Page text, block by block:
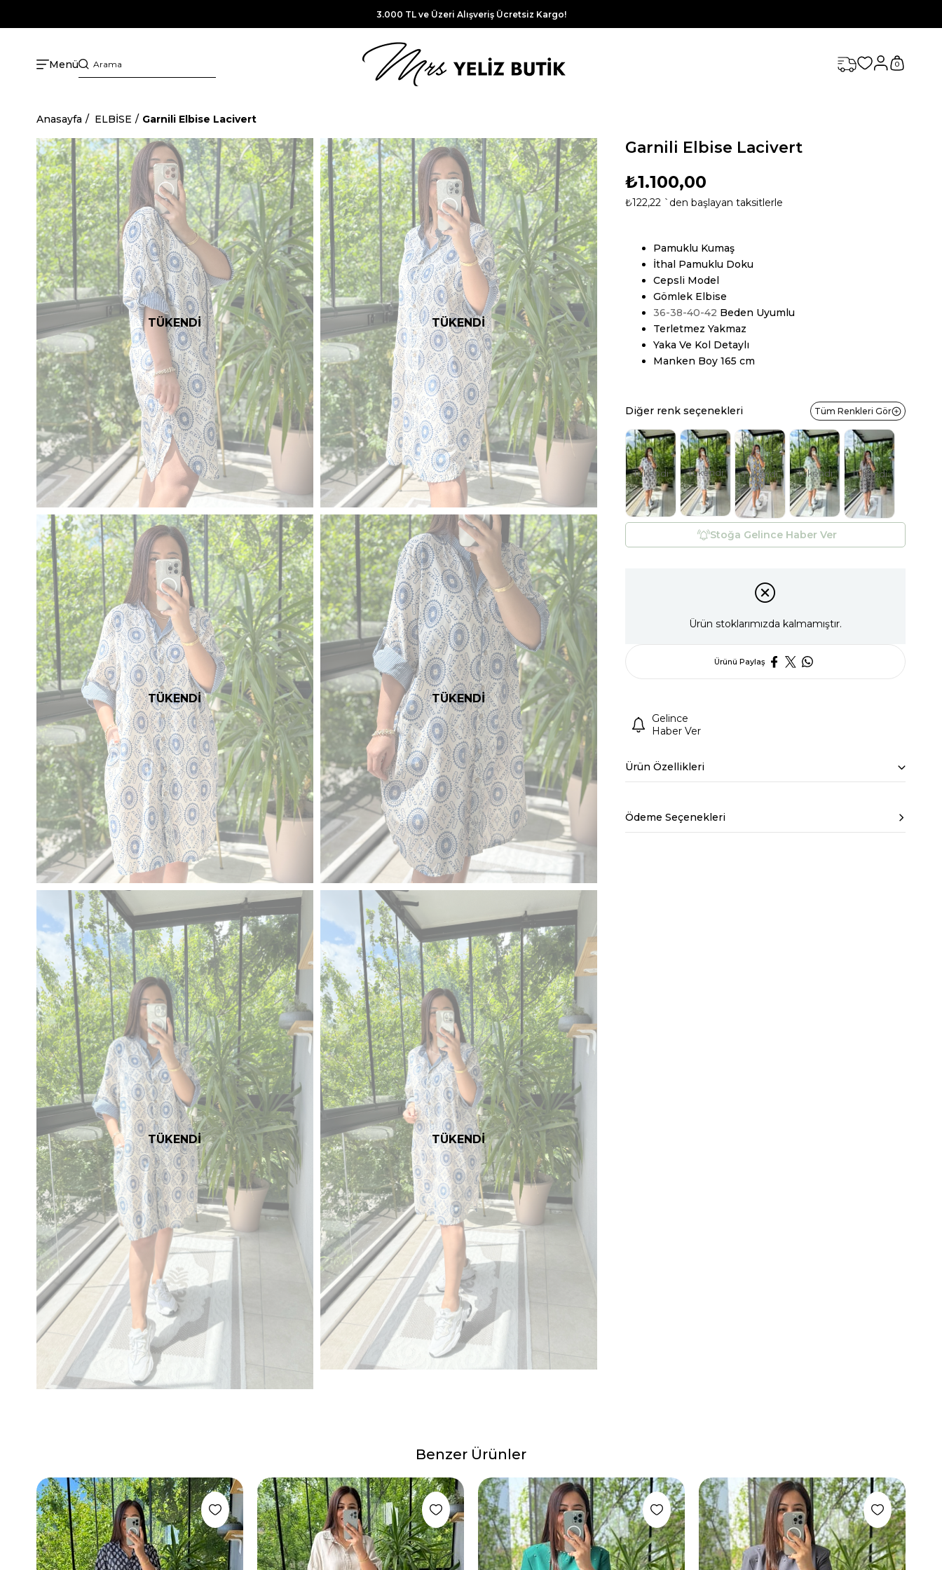
3.000 TL ve Üzeri Alışveriş Ücretsiz Kargo!
Menü 0
Anasayfa ELBİSE Garnili Elbise Lacivert
TÜKENDİ TÜKENDİ
TÜKENDİ TÜKENDİ
TÜKENDİ TÜKENDİ
Garnili Elbise Lacivert
₺1.100,00
₺122,22 `den başlayan taksitlerle
Pamuklu Kumaş
İthal Pamuklu Doku
Cepsli Model
Gömlek Elbise
36-38-40-42 Beden Uyumlu
Terletmez Yakmaz
Yaka Ve Kol Detaylı
Manken Boy 165 cm
Diğer renk seçenekleri Tüm Renkleri Gör
Tükendi Tükendi Tükendi Tükendi Tükendi
Stoğa Gelince Haber Ver
Ürün stoklarımızda kalmamıştır.
Ürünü Paylaş
Gelince
Haber Ver
Ürün Özellikleri
Ödeme Seçenekleri
Benzer Ürünler